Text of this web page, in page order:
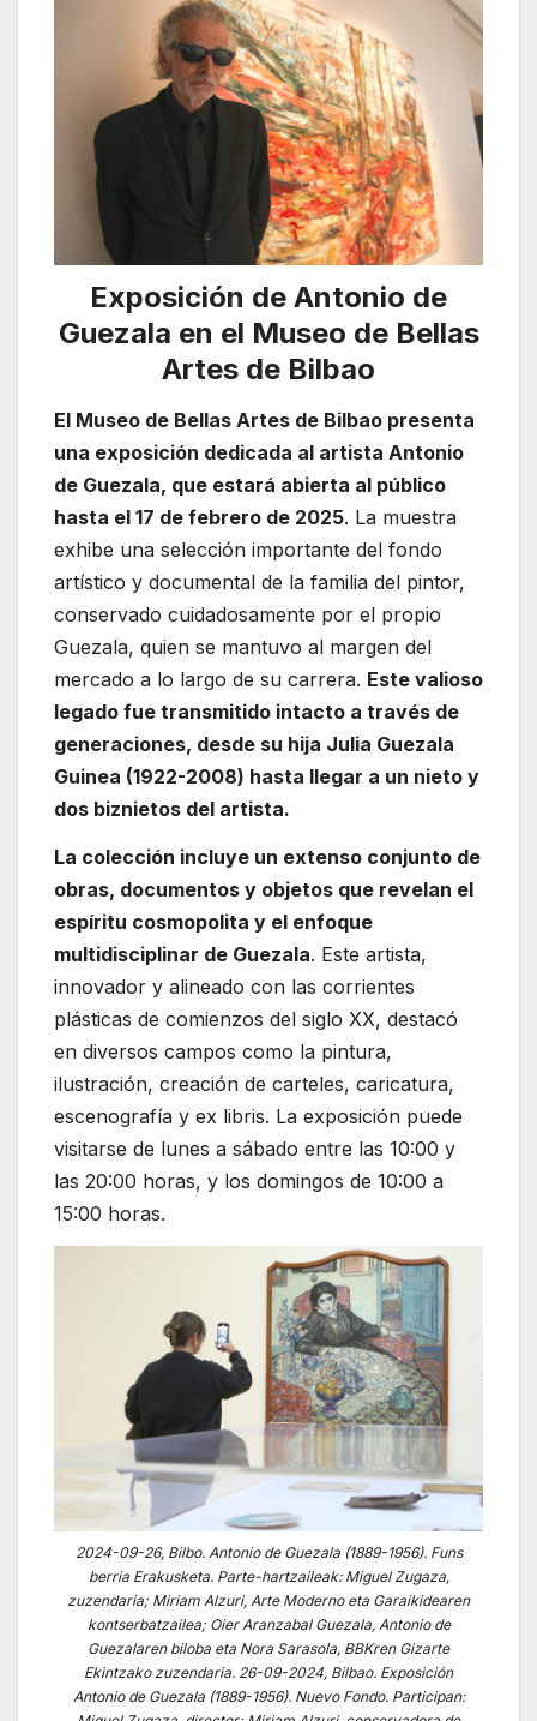
Exposición de Antonio de
Guezala en el Museo de Bellas
Artes de Bilbao
El Museo de Bellas Artes de Bilbao presenta
una exposición dedicada al artista Antonio
de Guezala, que estará abierta al público
hasta el 17 de febrero de 2025. La muestra
exhibe una selección importante del fondo
artístico y documental de la familia del pintor,
conservado cuidadosamente por el propio
Guezala, quien se mantuvo al margen del
mercado a lo largo de su carrera. Este valioso
legado fue transmitido intacto a través de
generaciones, desde su hija Julia Guezala
Guinea (1922-2008) hasta llegar a un nieto y
dos biznietos del artista.
La colección incluye un extenso conjunto de
obras, documentos y objetos que revelan el
espíritu cosmopolita y el enfoque
multidisciplinar de Guezala. Este artista,
innovador y alineado con las corrientes
plásticas de comienzos del siglo XX, destacó
en diversos campos como la pintura,
ilustración, creación de carteles, caricatura,
escenografía y ex libris. La exposición puede
visitarse de lunes a sábado entre las 10:00 y
las 20:00 horas, y los domingos de 10:00 a
15:00 horas.
2024-09-26, Bilbo. Antonio de Guezala (1889-1956). Funs
berria Erakusketa. Parte-hartzaileak: Miguel Zugaza,
zuzendaria; Miriam Alzuri, Arte Moderno eta Garaikidearen
kontserbatzailea; Oier Aranzabal Guezala, Antonio de
Guezalaren biloba eta Nora Sarasola, BBKren Gizarte
Ekintzako zuzendaria. 26-09-2024, Bilbao. Exposición
Antonio de Guezala (1889-1956). Nuevo Fondo. Participan: